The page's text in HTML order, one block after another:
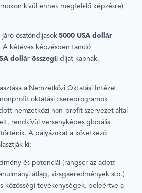
kívül ennek megfelelő képzésre)
ösztöndíjasok 5000 USA dollár
A kétéves képzésben tanuló
dollár összegű díjat kapnak.
a Nemzetközi Oktatási Intézet
oktatási csereprogramok
nemzetközi non-profit szervezet által
rendkívül versenyképes globális
A pályázókat a következő
ki:
és potenciál (rangsor az adott
átlag, vizsgaeredmények stb.)
közösségi tevékenységek, beleértve a